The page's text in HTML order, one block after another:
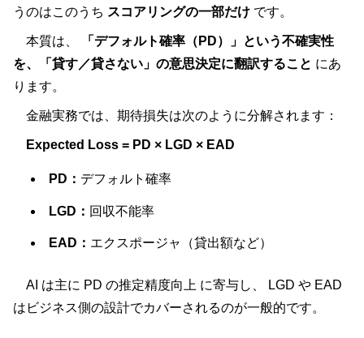
うのはこのうち スコアリングの一部だけ です。
本質は、
「デフォルト確率（PD）」という不確実性
を、「貸す／貸さない」の意思決定に翻訳すること にあ
ります。
金融実務では、期待損失は次のように分解されます：
Expected Loss = PD × LGD × EAD
PD： デフォルト確率
LGD： 回収不能率
EAD： エクスポージャ（貸出額など）
AI は主に PD の推定精度向上 に寄与し、 LGD や EAD
はビジネス側の設計でカバーされるのが一般的です。